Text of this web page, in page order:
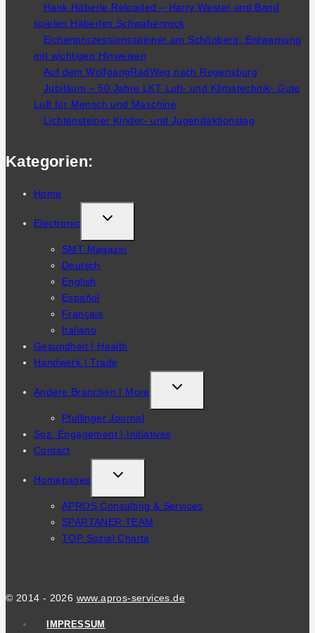
Hank Häberle Reloaded – Harry Wester und Band
spielen Häberles Schwabenrock
Eichenprozessionsspinner am Schönberg: Entwarnung
mit wichtigen Hinweisen
Auf dem WolfgangRadWeg nach Regensburg
Jubiläum – 50 Jahre LKT Luft- und Klimatechnik- Gute
Luft für Mensch und Maschine
Lichtensteiner Kinder- und Jugendaktionstag
Kategorien:
Home
Electronic
TOGGLE
CHILD
MENU
SMT Magazin
Deutsch
English
Español
Français
Italiano
Gesundheit | Health
Handwerk | Trade
Andere Branchen | More
TOGGLE
CHILD
Pfullinger Journal
Soz. Engagement | Initiatives
Contact
Homepages
TOGGLE
CHILD
APROS Consulting & Services
SPARTANER TEAM
TOP Sozial Charta
© 2014 - 2026 www.apros-services.de
IMPRESSUM